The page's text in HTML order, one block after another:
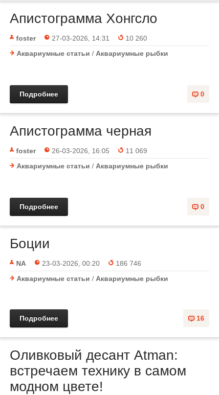
Апистограмма Хонгсло
foster 27-03-2026, 14:31
10 260
Аквариумные статьи / Аквариумные рыбки
0
Подробнее
Апистограмма черная
foster 26-03-2026, 16:05
11 069
Аквариумные статьи / Аквариумные рыбки
0
Подробнее
Боции
NA 23-03-2026, 00:20
186 746
Аквариумные статьи / Аквариумные рыбки
16
Подробнее
Оливковый десант Atman:
встречаем технику в самом
модном цвете!